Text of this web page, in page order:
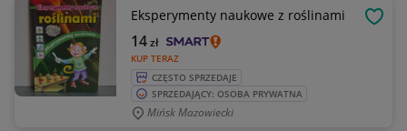
Eksperymenty naukowe z roślinami
KUP TERAZ
14zł
CZĘSTO SPRZEDAJE
SPRZEDAJĄCY: OSOBA PRYWATNA
Mińsk Mazowiecki